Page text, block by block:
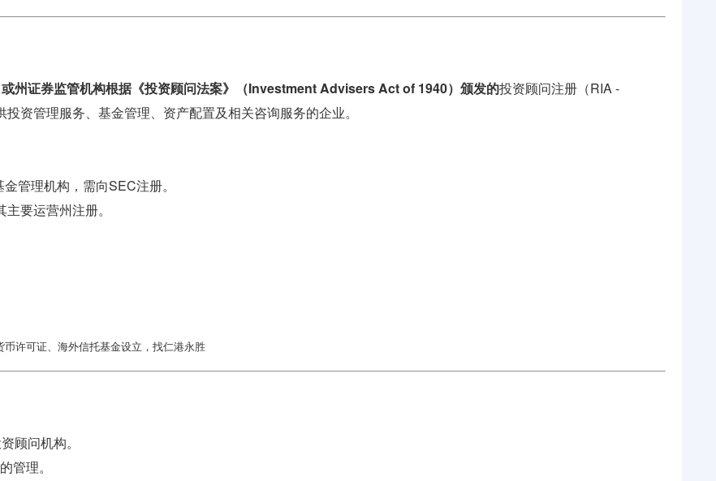
或州证券监管机构根据《投资顾问法案》（Investment Advisers Act of 1940）颁发的投资顾问注册（RIA -
资管理服务、基金管理、资产配置及相关咨询服务的企业。
管理机构，需向SEC注册。
要运营州注册。
顾问机构。
管理。